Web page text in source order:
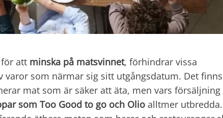
att minska på matsvinnet, förhindrar vissa
varor som närmar sig sitt utgångsdatum. Det finns
mat som är säker att äta, men vars
som Too Good to go och Olio alltmer